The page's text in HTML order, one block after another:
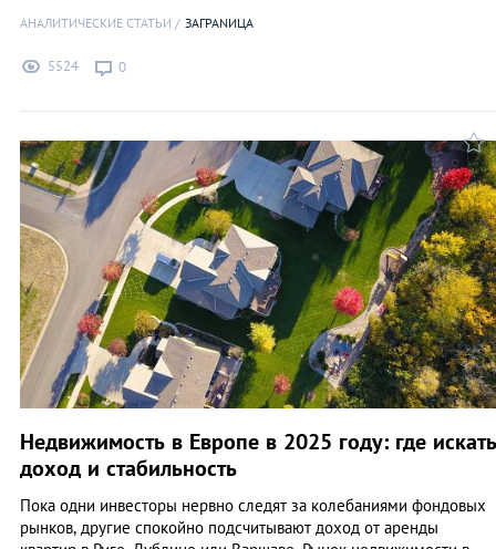
АНАЛИТИЧЕСКИЕ СТАТЬИ ЗАГРАNИЦА
5524 0
Недвижимость в Европе в 2025 году: где искать
доход и стабильность
Пока одни инвесторы нервно следят за колебаниями фондовых
рынков, другие спокойно подсчитывают доход от аренды